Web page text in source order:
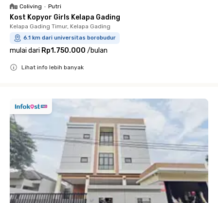
Coliving • Putri
Kost Kopyor Girls Kelapa Gading
Kelapa Gading Timur, Kelapa Gading
6.1 km dari universitas borobudur
mulai dari Rp1.750.000 /bulan
Lihat info lebih banyak